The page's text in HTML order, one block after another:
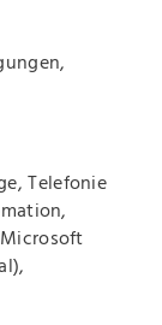
Telefonie
Microsoft